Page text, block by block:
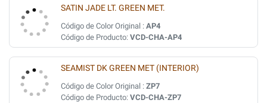
SATIN JADE LT. GREEN MET.
Código de Color Original : AP4
Código de Producto: VCD-CHA-AP4
SEAMIST DK GREEN MET (INTERIOR)
Código de Color Original : ZP7
Código de Producto: VCD-CHA-ZP7